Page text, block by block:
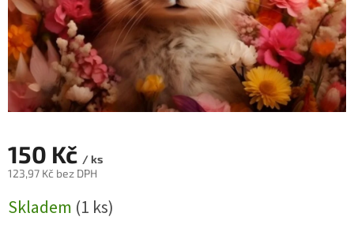
150 Kč / ks
123,97 Kč bez DPH
cena:
Skladem (1 ks)